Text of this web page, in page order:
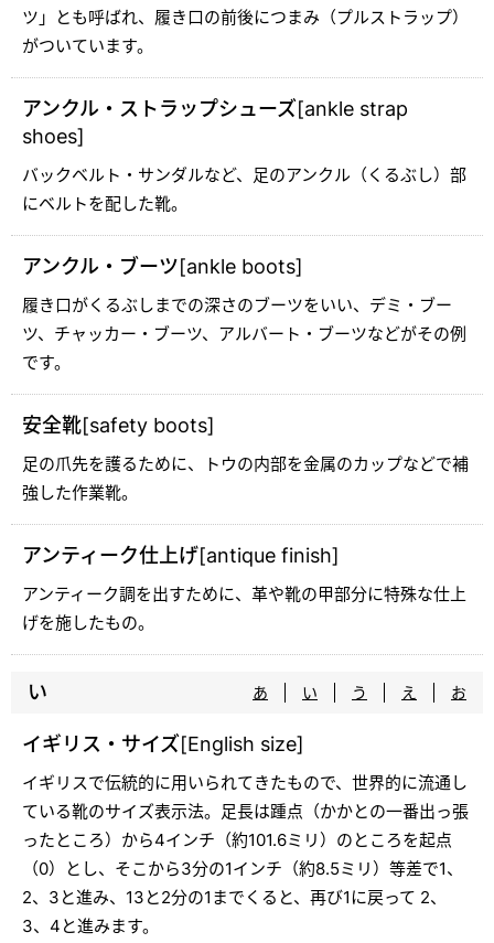
ツ」とも呼ばれ、履き口の前後につまみ（プルストラップ）
がついています。
アンクル・ストラップシューズ[ankle strap
shoes]
バックベルト・サンダルなど、足のアンクル（くるぶし）部
にベルトを配した靴。
アンクル・ブーツ[ankle boots]
履き口がくるぶしまでの深さのブーツをいい、デミ・ブー
ツ、チャッカー・ブーツ、アルバート・ブーツなどがその例
です。
安全靴[safety boots]
足の爪先を護るために、トウの内部を金属のカップなどで補
強した作業靴。
アンティーク仕上げ[antique finish]
アンティーク調を出すために、革や靴の甲部分に特殊な仕上
げを施したもの。
い あ い う え お
イギリス・サイズ[English size]
イギリスで伝統的に用いられてきたもので、世界的に流通し
ている靴のサイズ表示法。足長は踵点（かかとの一番出っ張
ったところ）から4インチ（約101.6ミリ）のところを起点
（0）とし、そこから3分の1インチ（約8.5ミリ）等差で1、
2、3と進み、13と2分の1までくると、再び1に戻って 2、
3、4と進みます。